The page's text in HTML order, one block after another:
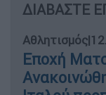
ΔΙΑΒΑΣΤΕ
Αθλητισμός|
Εποχή